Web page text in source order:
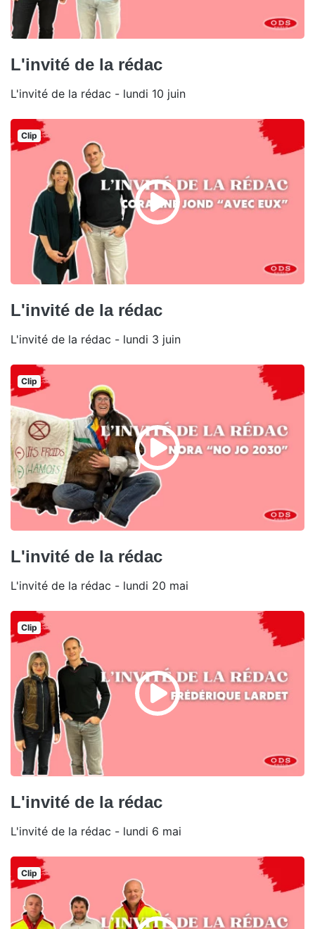
L'invité de la rédac
L'invité de la rédac - lundi 10 juin
Clip
L'invité de la rédac
L'invité de la rédac - lundi 3 juin
Clip
L'invité de la rédac
L'invité de la rédac - lundi 20 mai
Clip
L'invité de la rédac
L'invité de la rédac - lundi 6 mai
Clip